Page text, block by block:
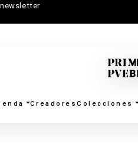
CreadoresColecciones